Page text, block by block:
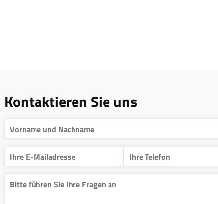
Kontaktieren Sie uns